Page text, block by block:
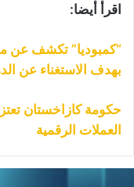
اقرأ أيضا:
“كمبوديا” تكشف عن
بهدف الاستغناء عن
حكومة كازاخستان
العملات الرقمية